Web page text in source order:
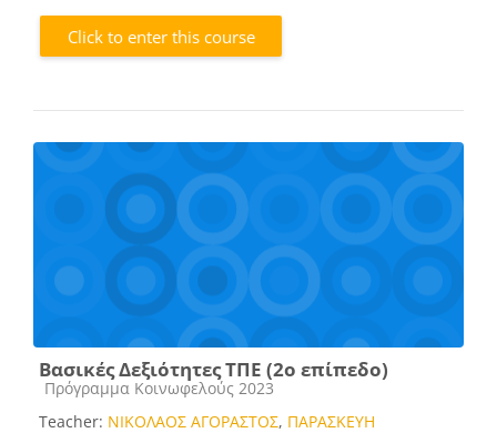
Click to enter this course
Βασικές Δεξιότητες ΤΠΕ (2ο επίπεδο)
Course category
Πρόγραμμα Κοινωφελούς 2023
Teacher: ΝΙΚΟΛΑΟΣ ΑΓΟΡΑΣΤΟΣ, ΠΑΡΑΣΚΕΥΗ